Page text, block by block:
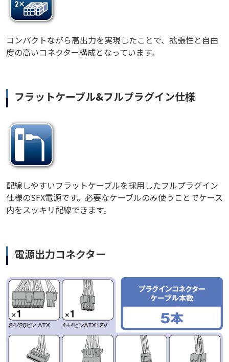
コンパクトながら高出力を実現したことで、拡張性と自由
度の高いコネクター構成となっています。
フラットケーブル&フルプラグイン仕様
配線しやすいフラットケーブルを採用したフルプラグイン
仕様のSFX電源です。必要なケーブルのみ使うことでケース
内をスッキリ配線できます。
電源出力コネクター